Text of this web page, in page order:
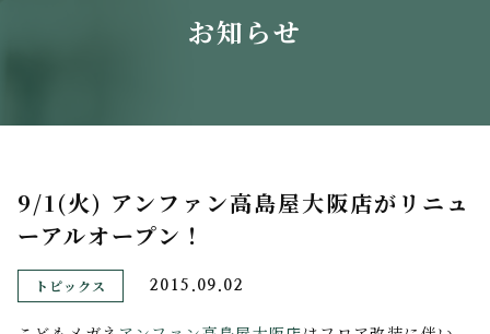
お知らせ
9/1(火) アンファン高島屋大阪店がリニュ
ーアルオープン！
トピックス 2015.09.02